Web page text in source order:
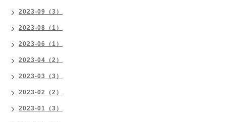
2023-09（3）
2023-08（1）
2023-06（1）
2023-04（2）
2023-03（3）
2023-02（2）
2023-01（3）